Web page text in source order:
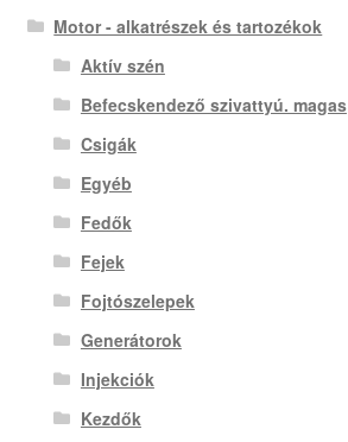
Motor - alkatrészek és tartozékok
Aktív szén
Befecskendező szivattyú. magas
Csigák
Egyéb
Fedők
Fejek
Fojtószelepek
Generátorok
Injekciók
Kezdők